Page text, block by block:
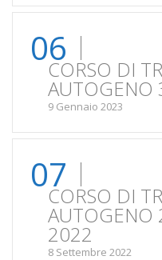
06CORSO DI
AUTOGENO
9 Gennaio 2023
07CORSO DI
AUTOGENO
2022
8 Settembre 2022